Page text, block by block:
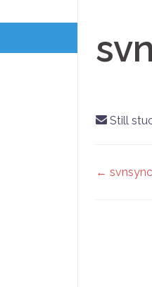
Still
Doc
← svnsync